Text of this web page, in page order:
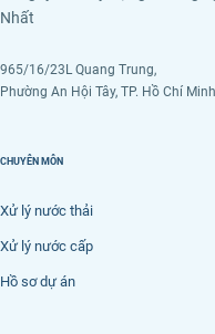
Nhất
965/16/23L Quang Trung,
Phường An Hội Tây, TP. Hồ Chí Minh
CHUYÊN MÔN
Xử lý nước thải
Xử lý nước cấp
Hồ sơ dự án